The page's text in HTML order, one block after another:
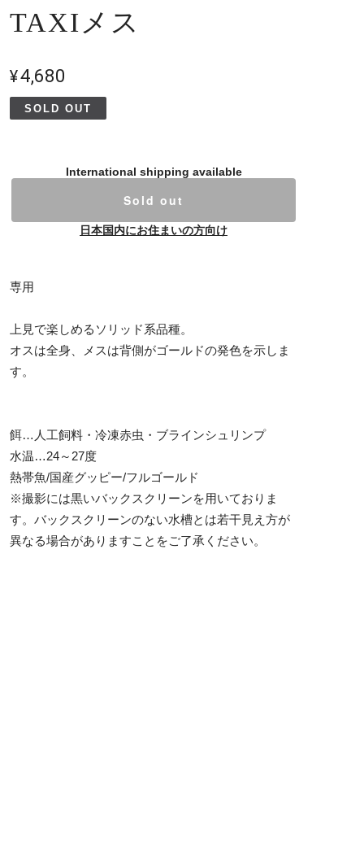
TAXIメス
¥4,680
SOLD OUT
International shipping available
Sold out
日本国内にお住まいの方向け
専用
上見で楽しめるソリッド系品種。
オスは全身、メスは背側がゴールドの発色を示しま
す。
餌…人工飼料・冷凍赤虫・ブラインシュリンプ
水温…24～27度
熱帯魚/国産グッピー/フルゴールド
※撮影には黒いバックスクリーンを用いておりま
す。バックスクリーンのない水槽とは若干見え方が
異なる場合がありますことをご了承ください。